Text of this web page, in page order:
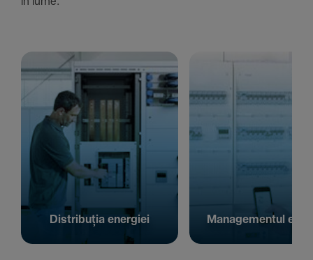
Distribuția energiei Managementul